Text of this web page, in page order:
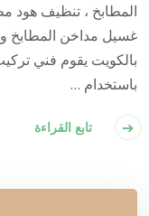
المطابخ ، تنظيف هود
غسيل مداخن المطابخ
بالكويت يقوم فني
باستخدام …
تابع القراءة